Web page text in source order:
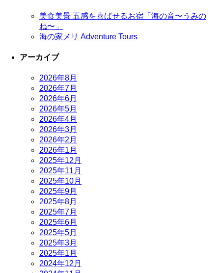
美食美景 五感を喜ばせるお宿「海の音〜うみの
ね〜」
海の家メリ Adventure Tours
アーカイブ
2026年8月
2026年7月
2026年6月
2026年5月
2026年4月
2026年3月
2026年2月
2026年1月
2025年12月
2025年11月
2025年10月
2025年9月
2025年8月
2025年7月
2025年6月
2025年5月
2025年3月
2025年1月
2024年12月